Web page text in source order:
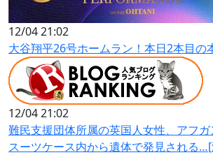
12/04 21:02
大谷翔平26号ホームラン！本日2本目
12/04 21:02
難民支援団体所属の英国人女性、アフ
スーツケース内から遺体で発見される